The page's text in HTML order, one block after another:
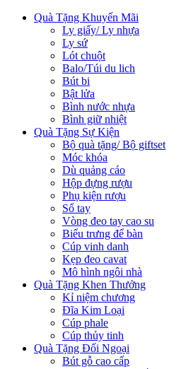
Quà Tặng Khuyến Mãi
Ly giấy/ Ly nhựa
Ly sứ
Lót chuột
Balo/Túi du lich
Bút bi
Bật lửa
Bình nước nhựa
Bình giữ nhiệt
Quà Tặng Sự Kiện
Bộ quà tặng/ Bộ giftset
Móc khóa
Dù quảng cáo
Hộp đựng rượu
Phụ kiện rượu
Sổ tay
Vòng đeo tay cao su
Biểu trưng để bàn
Cúp vinh danh
Kẹp đeo cavat
Mô hình ngôi nhà
Quà Tặng Khen Thưởng
Kỉ niệm chương
Đĩa Kim Loại
Cúp phale
Cúp thủy tinh
Quà Tặng Đối Ngoại
Bút gỗ cao cấp